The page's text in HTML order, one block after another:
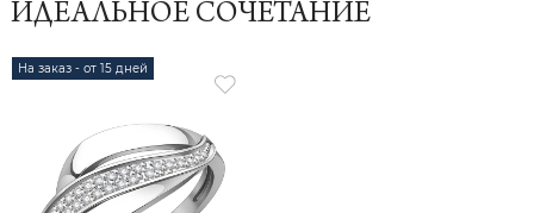
ИДЕАЛЬНОЕ СОЧЕТАНИЕ
На заказ - от 15 дней